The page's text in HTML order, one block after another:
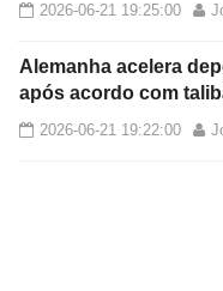
2026-06-21 19:25:00
Alemanha acelera
após acordo com
2026-06-21 19:22:00